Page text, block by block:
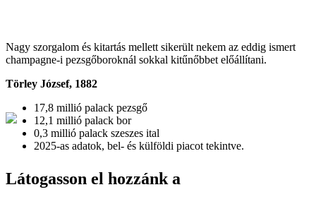
Nagy szorgalom és kitartás mellett sikerült nekem az eddig ismert
champagne-i pezsgőboroknál sokkal kitűnőbbet előállítani.
Törley József, 1882
17,8 millió palack pezsgő
12,1 millió palack bor
0,3 millió palack szeszes ital
2025-as adatok, bel- és külföldi piacot tekintve.
Látogasson el hozzánk a